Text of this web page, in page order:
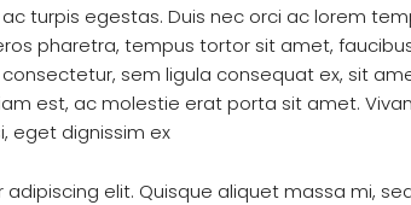
turpis egestas. Duis nec orci ac lorem
pharetra, tempus tortor sit amet,
sem ligula consequat ex, sit
est, ac molestie erat porta sit amet.
eget dignissim ex
elit. Quisque aliquet massa mi,